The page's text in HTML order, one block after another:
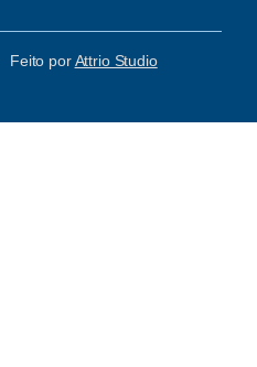
Feito porAttrio Studio